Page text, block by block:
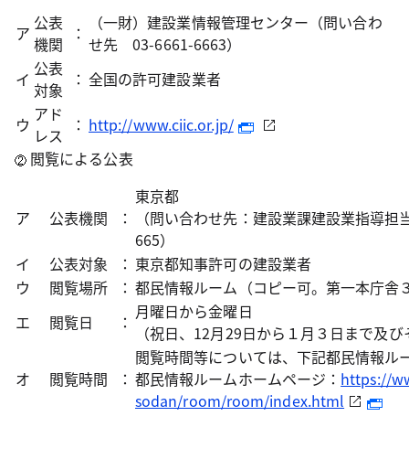
ア 公表
機関
：
（一財）建設業情報管理センター（問い合わ
せ先 03-6661-6663）
イ 公表
対象
： 全国の許可建設業者
ウ アド
レス
： http://www.ciic.or.jp/
閲覧による公表
ア 公表機関 ：
東京都
（問い合わせ先：建設業課建設業指導
665）
イ
公表対象 ： 東京都知事許可の建設業者
ウ
閲覧場所 ： 都民情報ルーム（コピー可。第一本庁舎
エ
閲覧日 ： 月曜日から金曜日
（祝日、12月29日から１月３日まで及
オ 閲覧時間 ：
閲覧時間等については、下記都民情報
都民情報ルームホームページ： https://
sodan/room/room/index.html